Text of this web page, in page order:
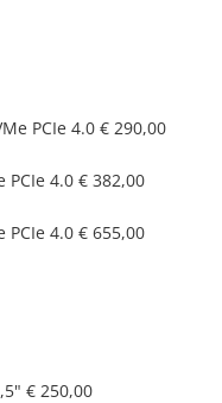
PCIe 4.0 € 290,00
PCIe 4.0 € 382,00
PCIe 4.0 € 655,00
€ 250,00